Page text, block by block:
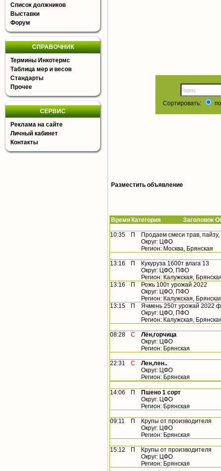
Список должников
Выставки
Форум
СПРАВОЧНИК
Термины Инкотермс
Таблица мер и весов
Стандарты
Прочее
СЕРВИС
Реклама на сайте
Личный кабинет
Контакты
Сортировать:
Разместить объявление
Время Категория Заголовок
10:35 П
Продаем смеси трав,
Округ: ЦФО
Регион: Москва, Брянская
13:16 П
Кукуруза 1600т влага 13
Округ: ЦФО, ПФО
Регион: Калужская,
13:16
П
Рожь 100т урожай 2022
Округ: ЦФО, ПФО
Регион: Калужская,
13:15
П Ячмень 250т урожай 2022
Округ: ЦФО, ПФО
Регион: Калужская,
08:28 С
Лён,горчица
Округ: ЦФО
Регион: Брянская
22:31 С
Лен,лен..
Округ: ЦФО
Регион: Брянская
14:06 П
Пшено 1 сорт
Округ: ЦФО
Регион: Брянская
09:11 П
Крупы от производителя
Округ: ЦФО
Регион: Брянская
15:12 П
Крупы от производителя
Округ: ЦФО
Регион: Брянская